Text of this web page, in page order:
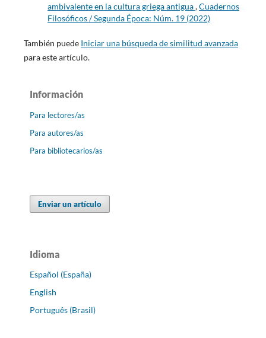
ambivalente en la cultura griega antigua,Cuadernos
Filosóficos / Segunda Época: Núm. 19 (2022)
También puede Iniciar una búsqueda de similitud avanzada
para este artículo.
Información
Para lectores/as
Para autores/as
Para bibliotecarios/as
Enviar un artículo
Idioma
Español (España)
English
Português (Brasil)